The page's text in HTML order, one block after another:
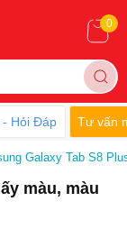
0
Hỏi Đáp Tư vấn
Galaxy Tab S8
màu, màu